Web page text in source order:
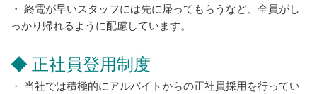
・ 終電が早いスタッフには先に帰ってもらうなど、全員がし
っかり帰れるように配慮しています。
◆ 正社員登用制度
・ 当社では積極的にアルバイトからの正社員採用を行ってい